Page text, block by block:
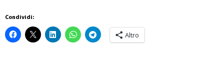
Condividi:
Altro